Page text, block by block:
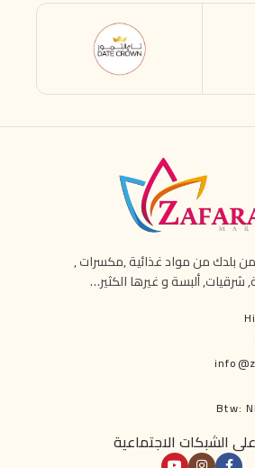
بلدك من مواد غذائية ,مكسرات ,
شرقيات, ألبسة و غيرها الكثير…
Btw:
على الشبكات الاجتماعية